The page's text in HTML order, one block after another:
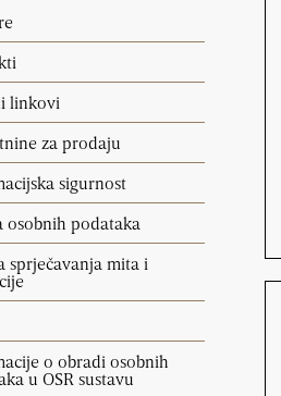
linkovi
za prodaju
sigurnost
osobnih podataka
sprječavanja mita i
o obradi osobnih
u OSR sustavu